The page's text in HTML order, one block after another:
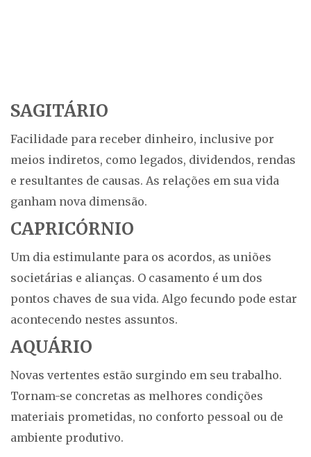
SAGITÁRIO
Facilidade para receber dinheiro, inclusive por
meios indiretos, como legados, dividendos, rendas
e resultantes de causas. As relações em sua vida
ganham nova dimensão.
CAPRICÓRNIO
Um dia estimulante para os acordos, as uniões
societárias e alianças. O casamento é um dos
pontos chaves de sua vida. Algo fecundo pode estar
acontecendo nestes assuntos.
AQUÁRIO
Novas vertentes estão surgindo em seu trabalho.
Tornam-se concretas as melhores condições
materiais prometidas, no conforto pessoal ou de
ambiente produtivo.